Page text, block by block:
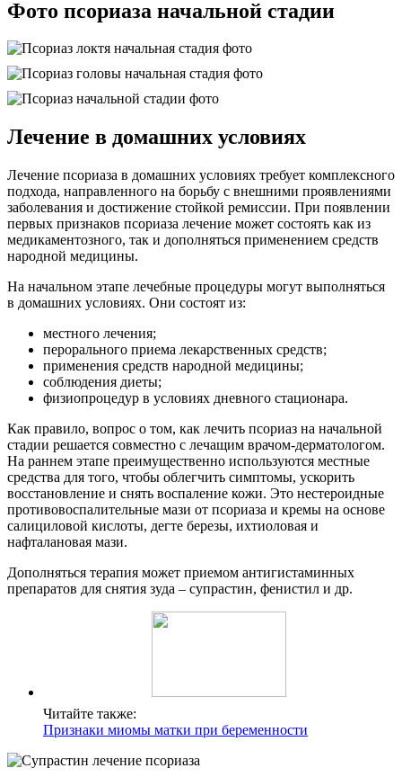
Фото псориаза начальной стадии
Лечение в домашних условиях
Лечение псориаза в домашних условиях требует комплексного
подхода, направленного на борьбу с внешними проявлениями
заболевания и достижение стойкой ремиссии. При появлении
первых признаков псориаза лечение может состоять как из
медикаментозного, так и дополняться применением средств
народной медицины.
На начальном этапе лечебные процедуры могут выполняться
в домашних условиях. Они состоят из:
местного лечения;
перорального приема лекарственных средств;
применения средств народной медицины;
соблюдения диеты;
физиопроцедур в условиях дневного стационара.
Как правило, вопрос о том, как лечить псориаз на начальной
стадии решается совместно с лечащим врачом-дерматологом.
На раннем этапе преимущественно используются местные
средства для того, чтобы облегчить симптомы, ускорить
восстановление и снять воспаление кожи. Это нестероидные
противовоспалительные мази от псориаза и кремы на основе
салициловой кислоты, дегте березы, ихтиоловая и
нафталановая мази.
Дополняться терапия может приемом антигистаминных
препаратов для снятия зуда – супрастин, фенистил и др.
Читайте также:
Признаки миомы матки при беременности